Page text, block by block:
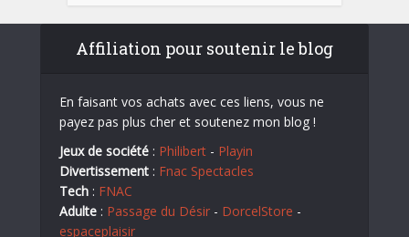
Affiliation pour soutenir le blog
En faisant vos achats avec ces liens, vous ne
payez pas plus cher et soutenez mon blog !
Jeux de société : Philibert - Playin
Divertissement : Fnac Spectacles
Tech : FNAC
Adulte : Passage du Désir - DorcelStore -
espaceplaisir